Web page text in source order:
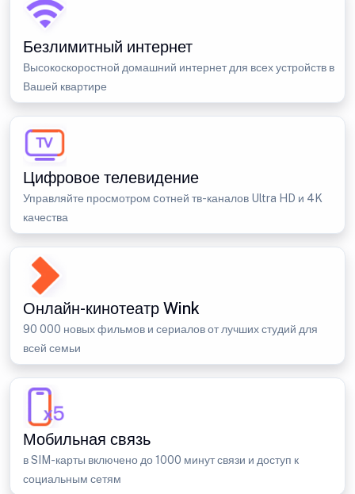
Безлимитный интернет
Высокоскоростной домашний интернет для всех устройств в
Вашей квартире
Цифровое телевидение
Управляйте просмотром cотней тв-каналов Ultra HD и 4K
качества
Онлайн-кинотеатр Wink
90 000 новых фильмов и сериалов от лучших студий для
всей семьи
Мобильная связь
в SIM-карты включено до 1000 минут связи и доступ к
социальным сетям